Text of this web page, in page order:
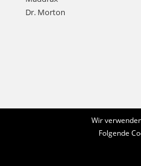
Dr. Morton
Wir
Folgende